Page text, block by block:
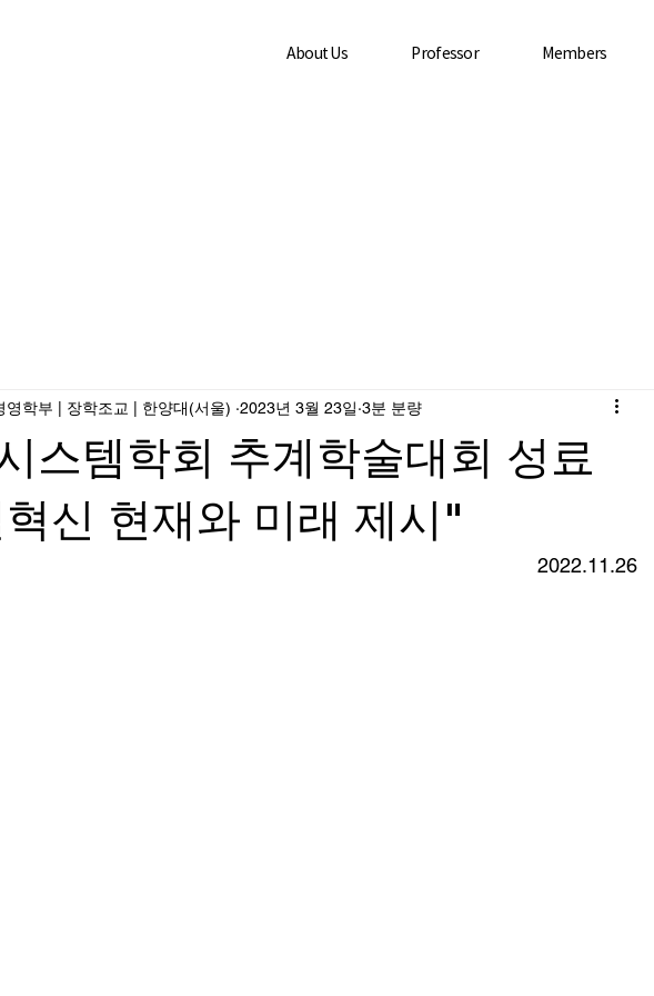
About Us Professor Members
스템학회 추계학술대회 성료
혁신 현재와 미래 제시"
학부 | 장학조교 | 한양대(서울) 2023년 3월 23일 3분 분량
2022.11.26